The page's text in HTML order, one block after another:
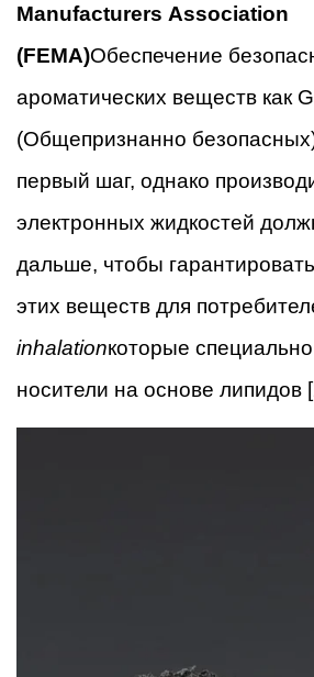
Manufacturers Association
(FEMA)Обеспечение
ароматических веществ как
(Общепризнанно
первый шаг, однако
электронных жидкостей
дальше, чтобы
этих веществ для
inhalationкоторые
носители на основе липидов